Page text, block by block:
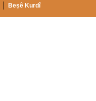
Beșê Kurdî